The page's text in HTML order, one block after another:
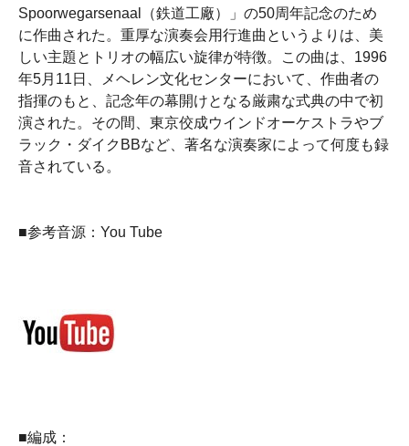
Spoorwegarsenaal（鉄道工廠）」の50周年記念のため
に作曲された。重厚な演奏会用行進曲というよりは、美
しい主題とトリオの幅広い旋律が特徴。この曲は、1996
年5月11日、メヘレン文化センターにおいて、作曲者の
指揮のもと、記念年の幕開けとなる厳粛な式典の中で初
演された。その間、東京佼成ウインドオーケストラやブ
ラック・ダイクBBなど、著名な演奏家によって何度も録
音されている。
■参考音源：You Tube
■編成：